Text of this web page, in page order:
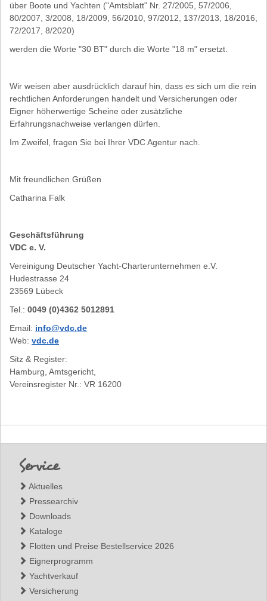
über Boote und Yachten ("Amtsblatt" Nr. 27/2005, 57/2006,
80/2007, 3/2008, 18/2009, 56/2010, 97/2012, 137/2013, 18/2016,
72/2017, 8/2020)
werden die Worte "30 BT" durch die Worte "18 m" ersetzt.
Wir weisen aber ausdrücklich darauf hin, dass es sich um die rein
rechtlichen Anforderungen handelt und Versicherungen oder
Eigner höherwertige Scheine oder zusätzliche
Erfahrungsnachweise verlangen dürfen.
Im Zweifel, fragen Sie bei Ihrer VDC Agentur nach.
Mit freundlichen Grüßen
Catharina Falk
Geschäftsführung
VDC e. V.
Vereinigung Deutscher Yacht-Charterunternehmen e.V.
Hudestrasse 24
23569 Lübeck
Tel.: 0049 (0)4362 5012891
Email: info@vdc.de
Web: vdc.de
Sitz & Register:
Hamburg, Amtsgericht,
Vereinsregister Nr.: VR 16200
Service
Aktuelles
Pressearchiv
Downloads
Kataloge
Flotten und Preise Bestellservice 2026
Eignerprogramm
Yachtverkauf
Versicherung